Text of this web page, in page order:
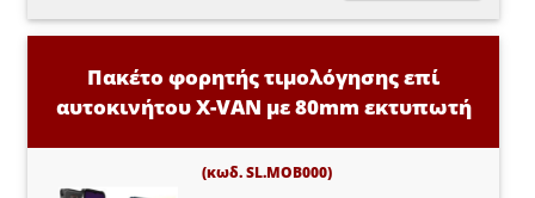
Πακέτο φορητής τιμολόγησης επί
αυτοκινήτου X-VAN με 80mm εκτυπωτή
(κωδ. SL.MOB000)